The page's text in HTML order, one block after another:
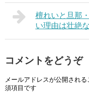
檀れいと旦那
い理由は壮絶
コメントをどうぞ
メールアドレスが公開される
須項目です